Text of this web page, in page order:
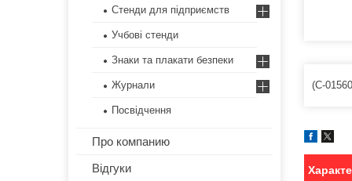
(С-
Стенди для підприємств
Учбові стенди
Знаки та плакати безпеки
Журнали
Посвідчення
Про компанию
Відгуки